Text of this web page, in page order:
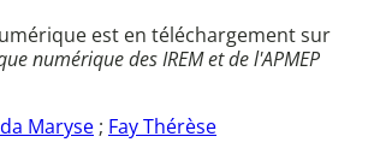
est en téléchargement sur
numérique des IREM et de l'APMEP
Maryse ; Fay Thérèse